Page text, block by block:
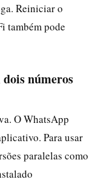
Reiniciar o
também pode
números
O WhatsApp
Para usar
paralelas como